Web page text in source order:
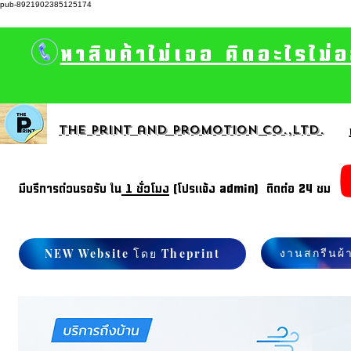
pub-8921902385125174
หาสินค้าไม่เจอ คิดอะไรไ
The print and promotion CO.,Ltd.
มีบรีการด่วนรอรับ ใน 1 ชั่วโมง (โปรแจ้ง admin) ติดต่อ 24 ชม
NEW Website โดย Theprint งานสกรีนผ้